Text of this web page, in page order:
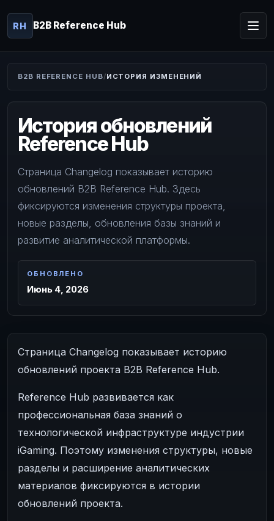
RH B2B Reference Hub
B2B REFERENCE HUB ИСТОРИЯ ИЗМЕНЕНИЙ
История обновлений
Reference Hub
Страница Changelog показывает историю
обновлений B2B Reference Hub. Здесь
фиксируются изменения структуры проекта,
новые разделы, обновления базы знаний и
развитие аналитической платформы.
ОБНОВЛЕНО
Июнь 4, 2026
Страница Changelog показывает историю
обновлений проекта B2B Reference Hub.
Reference Hub развивается как
профессиональная база знаний о
технологической инфраструктуре индустрии
iGaming. Поэтому изменения структуры, новые
разделы и расширение аналитических
материалов фиксируются в истории
обновлений проекта.